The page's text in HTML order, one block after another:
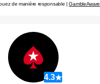
de manière responsable |GambleAware
4.3